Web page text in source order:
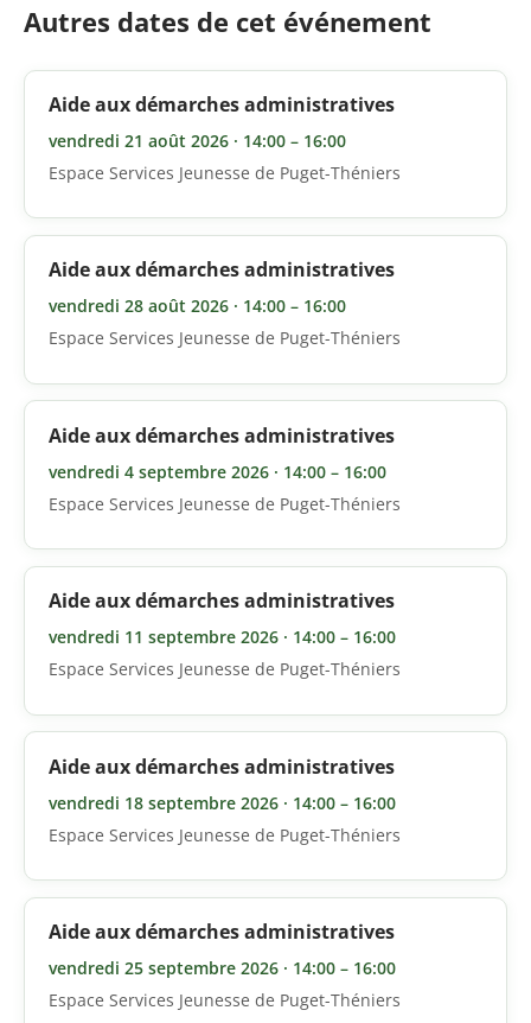
Autres dates de cet événement
Aide aux démarches administratives
vendredi 21 août 2026 · 14:00 – 16:00
Espace Services Jeunesse de Puget-Théniers
Aide aux démarches administratives
vendredi 28 août 2026 · 14:00 – 16:00
Espace Services Jeunesse de Puget-Théniers
Aide aux démarches administratives
vendredi 4 septembre 2026 · 14:00 – 16:00
Espace Services Jeunesse de Puget-Théniers
Aide aux démarches administratives
vendredi 11 septembre 2026 · 14:00 – 16:00
Espace Services Jeunesse de Puget-Théniers
Aide aux démarches administratives
vendredi 18 septembre 2026 · 14:00 – 16:00
Espace Services Jeunesse de Puget-Théniers
Aide aux démarches administratives
vendredi 25 septembre 2026 · 14:00 – 16:00
Espace Services Jeunesse de Puget-Théniers